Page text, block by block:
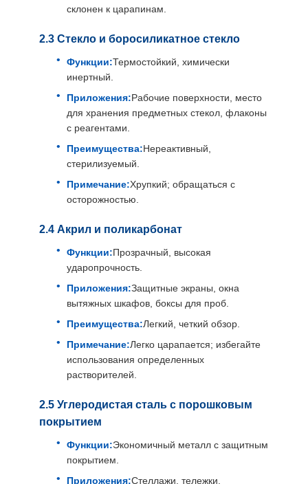
склонен к царапинам.
2.3 Стекло и боросиликатное стекло
Функции:Термостойкий, химически
инертный.
Приложения:Рабочие поверхности, место
для хранения предметных стекол, флаконы
с реагентами.
Преимущества:Нереактивный,
стерилизуемый.
Примечание:Хрупкий; обращаться с
осторожностью.
2.4 Акрил и поликарбонат
Функции:Прозрачный, высокая
ударопрочность.
Приложения:Защитные экраны, окна
вытяжных шкафов, боксы для проб.
Преимущества:Легкий, четкий обзор.
Примечание:Легко царапается; избегайте
использования определенных
растворителей.
2.5 Углеродистая сталь с порошковым
покрытием
Функции:Экономичный металл с защитным
покрытием.
Приложения:Стеллажи, тележки,